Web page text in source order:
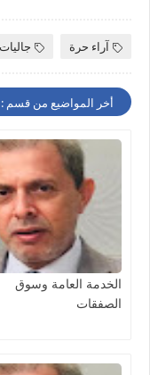
آراء حرة جاليات
أخر المواضيع من قسم :
الخدمة العامة وسوق
الصفقات